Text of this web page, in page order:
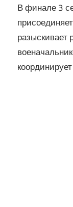
В финале 3
разыскивает